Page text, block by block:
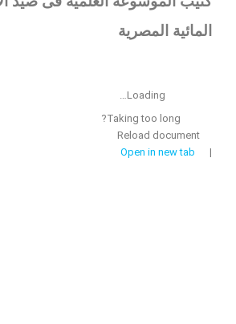
المائية المصرية
Loading…
Taking too long?
|